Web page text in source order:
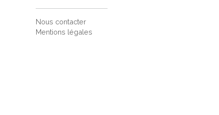
Nous contacter
Mentions légales